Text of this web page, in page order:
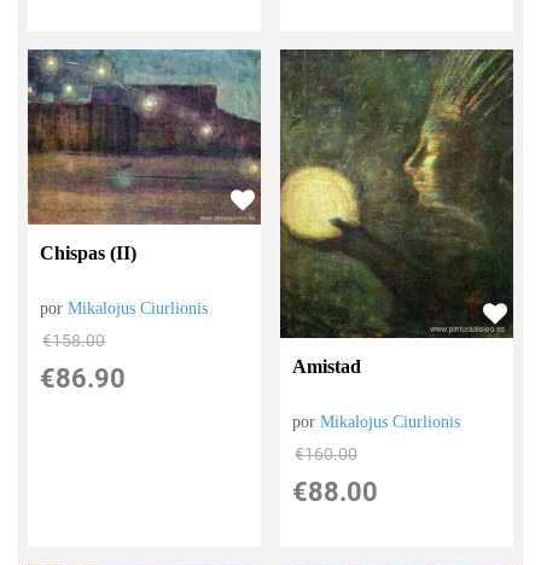
Chispas (II)
porMikalojus Ciurlionis
€158.00
€86.90 Amistad
porMikalojus Ciurlionis
€160.00
€88.00